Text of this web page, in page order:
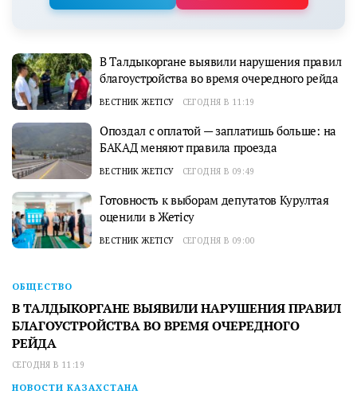
В Талдыкоргане выявили нарушения правил
благоустройства во время очередного рейда
ВЕСТНИК ЖЕТІСУ СЕГОДНЯ В 11:19
Опоздал с оплатой — заплатишь больше: на
БАКАД меняют правила проезда
ВЕСТНИК ЖЕТІСУ СЕГОДНЯ В 09:49
Готовность к выборам депутатов Курултая
оценили в Жетісу
ВЕСТНИК ЖЕТІСУ СЕГОДНЯ В 09:00
ОБЩЕСТВО
В ТАЛДЫКОРГАНЕ ВЫЯВИЛИ НАРУШЕНИЯ ПРАВИЛ
БЛАГОУСТРОЙСТВА ВО ВРЕМЯ ОЧЕРЕДНОГО
РЕЙДА
СЕГОДНЯ В 11:19
НОВОСТИ КАЗАХСТАНА